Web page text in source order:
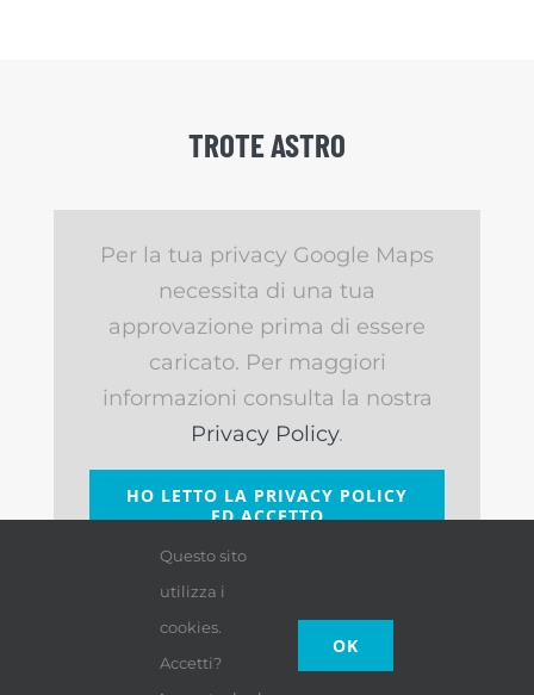
TROTE ASTRO
Per la tua privacy Google Maps
necessita di una tua
approvazione prima di essere
caricato. Per maggiori
informazioni consulta la nostra
Privacy Policy.
HO LETTO LA PRIVACY POLICY
ED ACCETTO
Questo sito
utilizza i
cookies.
Accetti?
OK